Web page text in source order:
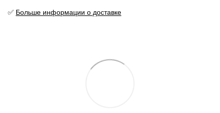
✅ Больше информации о доставке